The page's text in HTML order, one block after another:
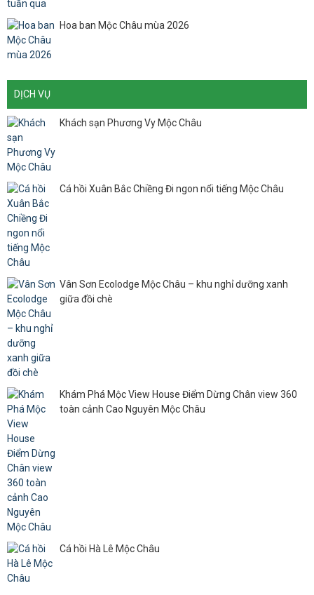
Hoa ban Mộc Châu mùa 2026
DỊCH VỤ
Khách sạn Phương Vy Mộc Châu
Cá hồi Xuân Bắc Chiềng Đi ngon nổi tiếng Mộc Châu
Vân Sơn Ecolodge Mộc Châu – khu nghỉ dưỡng xanh
giữa đồi chè
Khám Phá Mộc View House Điểm Dừng Chân view 360
toàn cảnh Cao Nguyên Mộc Châu
Cá hồi Hà Lê Mộc Châu